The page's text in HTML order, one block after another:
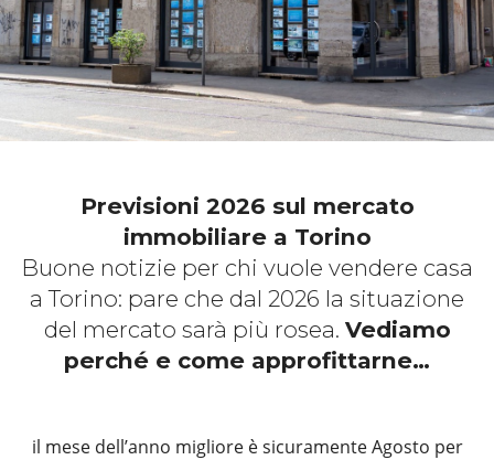
Previsioni 2026 sul mercato
immobiliare a Torino
Buone notizie per chi vuole vendere casa
a Torino: pare che dal 2026 la situazione
del mercato sarà più rosea. Vediamo
perché e come approfittarne…
il mese dell’anno migliore è sicuramente Agosto per